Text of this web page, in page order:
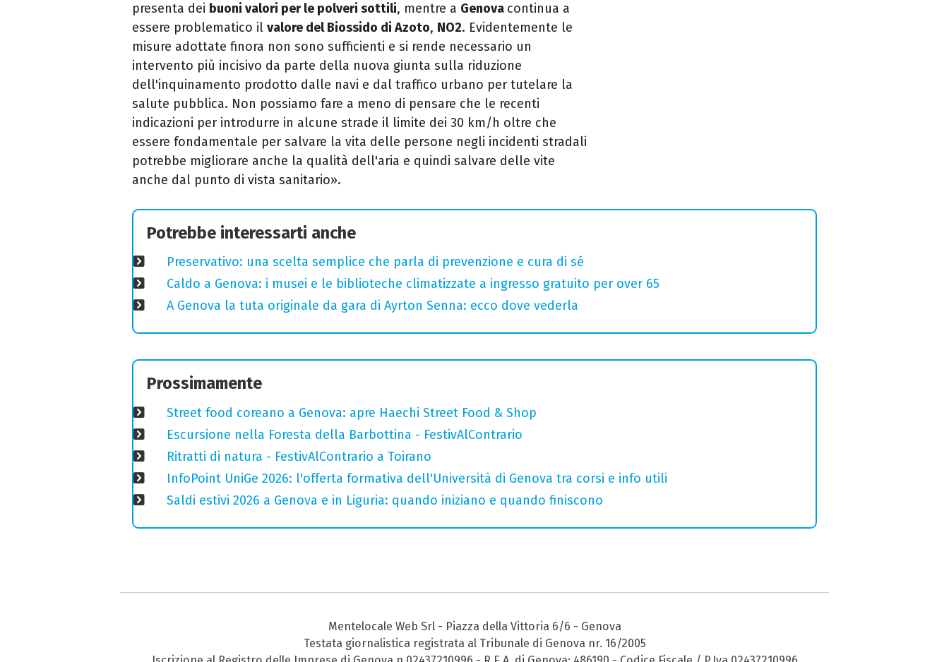
presenta dei buoni valori per le polveri sottili, mentre a Genova continua a
essere problematico il valore del Biossido di Azoto, NO2. Evidentemente le
misure adottate finora non sono sufficienti e si rende necessario un
intervento più incisivo da parte della nuova giunta sulla riduzione
dell'inquinamento prodotto dalle navi e dal traffico urbano per tutelare la
salute pubblica. Non possiamo fare a meno di pensare che le recenti
indicazioni per introdurre in alcune strade il limite dei 30 km/h oltre che
essere fondamentale per salvare la vita delle persone negli incidenti stradali
potrebbe migliorare anche la qualità dell'aria e quindi salvare delle vite
anche dal punto di vista sanitario».
Potrebbe interessarti anche
Preservativo: una scelta semplice che parla di prevenzione e cura di sé
Caldo a Genova: i musei e le biblioteche climatizzate a ingresso gratuito per over 65
A Genova la tuta originale da gara di Ayrton Senna: ecco dove vederla
Prossimamente
Street food coreano a Genova: apre Haechi Street Food & Shop
Escursione nella Foresta della Barbottina - FestivAlContrario
Ritratti di natura - FestivAlContrario a Toirano
InfoPoint UniGe 2026: l'offerta formativa dell'Università di Genova tra corsi e info utili
Saldi estivi 2026 a Genova e in Liguria: quando iniziano e quando finiscono
Mentelocale Web Srl - Piazza della Vittoria 6/6 - Genova
Testata giornalistica registrata al Tribunale di Genova nr. 16/2005